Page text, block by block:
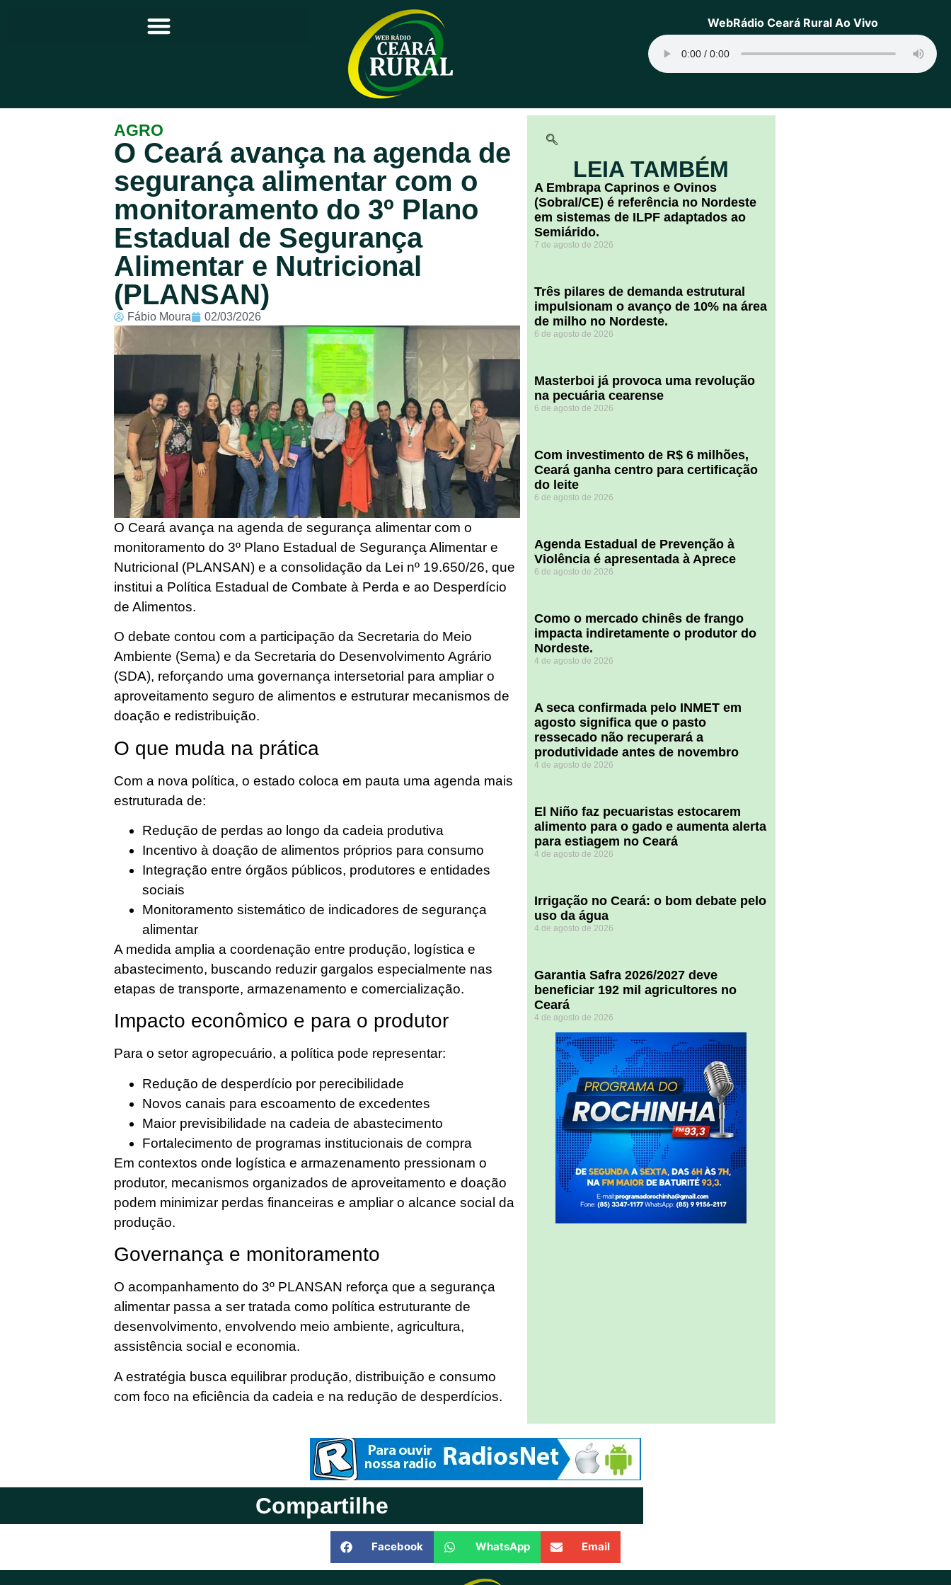
Principal
Notícias
Programação
Equipe
Contato
Sobre
WebRádio Ceará Rural Ao Vivo
AGRO
O Ceará avança na agenda de
segurança alimentar com o
monitoramento do 3º Plano
Estadual de Segurança
Alimentar e Nutricional
(PLANSAN)
Fábio Moura 02/03/2026
O Ceará avança na agenda de segurança alimentar com o
monitoramento do 3º Plano Estadual de Segurança Alimentar e
Nutricional (PLANSAN) e a consolidação da Lei nº 19.650/26, que
institui a Política Estadual de Combate à Perda e ao Desperdício
de Alimentos.
O debate contou com a participação da Secretaria do Meio
Ambiente (Sema) e da Secretaria do Desenvolvimento Agrário
(SDA), reforçando uma governança intersetorial para ampliar o
aproveitamento seguro de alimentos e estruturar mecanismos de
doação e redistribuição.
O que muda na prática
Com a nova política, o estado coloca em pauta uma agenda mais
estruturada de:
Redução de perdas ao longo da cadeia produtiva
Incentivo à doação de alimentos próprios para consumo
Integração entre órgãos públicos, produtores e entidades
sociais
Monitoramento sistemático de indicadores de segurança
alimentar
A medida amplia a coordenação entre produção, logística e
abastecimento, buscando reduzir gargalos especialmente nas
etapas de transporte, armazenamento e comercialização.
Impacto econômico e para o produtor
Para o setor agropecuário, a política pode representar:
Redução de desperdício por perecibilidade
Novos canais para escoamento de excedentes
Maior previsibilidade na cadeia de abastecimento
Fortalecimento de programas institucionais de compra
Em contextos onde logística e armazenamento pressionam o
produtor, mecanismos organizados de aproveitamento e doação
podem minimizar perdas financeiras e ampliar o alcance social da
produção.
Governança e monitoramento
O acompanhamento do 3º PLANSAN reforça que a segurança
alimentar passa a ser tratada como política estruturante de
desenvolvimento, envolvendo meio ambiente, agricultura,
assistência social e economia.
A estratégia busca equilibrar produção, distribuição e consumo
com foco na eficiência da cadeia e na redução de desperdícios.
LEIA TAMBÉM
A Embrapa Caprinos e Ovinos
(Sobral/CE) é referência no Nordeste
em sistemas de ILPF adaptados ao
Semiárido.
7 de agosto de 2026
​Três pilares de demanda estrutural
impulsionam o avanço de 10% na área
de milho no Nordeste.
6 de agosto de 2026
Masterboi já provoca uma revolução
na pecuária cearense
6 de agosto de 2026
Com investimento de R$ 6 milhões,
Ceará ganha centro para certificação
do leite
6 de agosto de 2026
Agenda Estadual de Prevenção à
Violência é apresentada à Aprece
6 de agosto de 2026
​Como o mercado chinês de frango
impacta indiretamente o produtor do
Nordeste.
4 de agosto de 2026
A seca confirmada pelo INMET em
agosto significa que o pasto
ressecado não recuperará a
produtividade antes de novembro
4 de agosto de 2026
El Niño faz pecuaristas estocarem
alimento para o gado e aumenta alerta
para estiagem no Ceará
4 de agosto de 2026
Irrigação no Ceará: o bom debate pelo
uso da água
4 de agosto de 2026
Garantia Safra 2026/2027 deve
beneficiar 192 mil agricultores no
Ceará
4 de agosto de 2026
Compartilhe
Facebook WhatsApp Email